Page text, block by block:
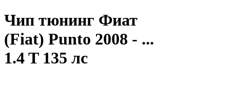
Чип тюнинг Фиат
(Fiat) Punto 2008 - ...
1.4 T 135 лс